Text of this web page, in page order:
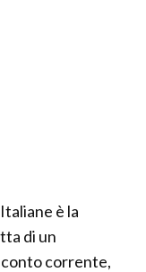
è la
di un
corrente,